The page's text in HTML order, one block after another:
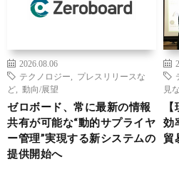
2026.08.06
テクノロジー
プレスリリースな
ど
動向/展望
ゼロボード、常に最新の情報
共有が可能な“動的サプライヤ
ー管理”実現する新システムの
提供開始へ
見
効
貿